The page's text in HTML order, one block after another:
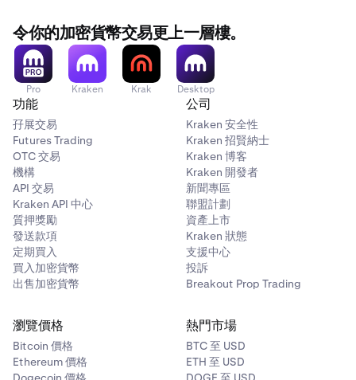
令你的加密貨幣交易更上一層樓。
Pro Kraken Krak Desktop
功能
孖展交易
Futures Trading
OTC 交易
機構
API 交易
Kraken API 中心
質押獎勵
發送款項
定期買入
買入加密貨幣
出售加密貨幣
公司
Kraken 安全性
Kraken 招賢納士
Kraken 博客
Kraken 開發者
新聞專區
聯盟計劃
資產上市
Kraken 狀態
支援中心
投訴
Breakout Prop Trading
瀏覽價格
Bitcoin 價格
Ethereum 價格
熱門市場
BTC 至 USD
ETH 至 USD